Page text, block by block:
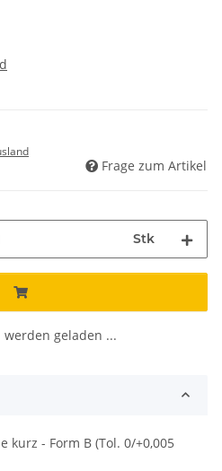
Frage zum Artikel
Stk
geladen ...
kurz - Form B (Tol. 0/+0,005